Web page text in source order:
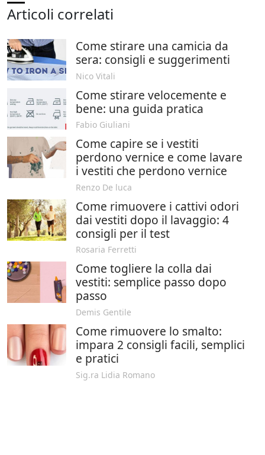
Articoli correlati
Come stirare una camicia da
sera: consigli e suggerimenti
Nico Vitali
Come stirare velocemente e
bene: una guida pratica
Fabio Giuliani
Come capire se i vestiti
perdono vernice e come lavare
i vestiti che perdono vernice
Renzo De luca
Come rimuovere i cattivi odori
dai vestiti dopo il lavaggio: 4
consigli per il test
Rosaria Ferretti
Come togliere la colla dai
vestiti: semplice passo dopo
passo
Demis Gentile
Come rimuovere lo smalto:
impara 2 consigli facili, semplici
e pratici
Sig.ra Lidia Romano